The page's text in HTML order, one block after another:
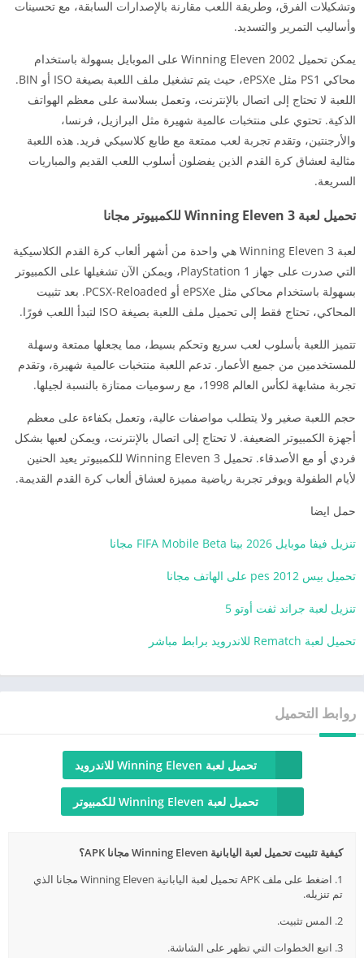
وتشكيلات الفرق، وطريقة اللعب مقارنة بالإصدارات السابقة، مع تحسينات
وأساليب التمرير والتسديد.
يمكن تحميل Winning Eleven 2002 على الموبايل بسهولة باستخدام
محاكي PS1 مثل ePSXe، حيث يتم تشغيل ملف اللعبة بصيغة ISO أو BIN.
اللعبة لا تحتاج إلى اتصال بالإنترنت، وتعمل بسلاسة على معظم الهواتف
الذكية. تحتوي على منتخبات عالمية شهيرة مثل البرازيل، فرنسا،
والأرجنتين، وتقدم تجربة لعب ممتعة مع طابع كلاسيكي فريد. هذه اللعبة
مثالية لعشاق كرة القدم الذين يفضلون أسلوب اللعب القديم والمباريات
السريعة.
تحميل لعبة Winning Eleven 3 للكمبيوتر مجانا
لعبة Winning Eleven 3 هي واحدة من أشهر ألعاب كرة القدم الكلاسيكية
التي صدرت على جهاز PlayStation 1، ويمكن الآن تشغيلها على الكمبيوتر
بسهولة باستخدام محاكي مثل ePSXe أو PCSX-Reloaded. بعد تثبيت
المحاكي، تحتاج فقط إلى تحميل ملف اللعبة بصيغة ISO لتبدأ اللعب فورًا.
تتميز اللعبة بأسلوب لعب سريع وتحكم بسيط، مما يجعلها ممتعة وسهلة
للمستخدمين من جميع الأعمار. تدعم اللعبة منتخبات عالمية شهيرة، وتقدم
تجربة مشابهة لكأس العالم 1998، مع رسوميات ممتازة بالنسبة لجيلها.
حجم اللعبة صغير ولا يتطلب مواصفات عالية، وتعمل بكفاءة على معظم
أجهزة الكمبيوتر الضعيفة. لا تحتاج إلى اتصال بالإنترنت، ويمكن لعبها بشكل
فردي أو مع الأصدقاء. تحميل Winning Eleven 3 للكمبيوتر يعيد الحنين
لأيام الطفولة ويوفر تجربة رياضية مميزة لعشاق ألعاب كرة القدم القديمة.
حمل ايضا
تنزيل فيفا موبايل 2026 بيتا FIFA Mobile Beta مجانا
تحميل بيس pes 2012 على الهاتف مجانا
تنزيل لعبة جراند ثفت أوتو 5
تحميل لعبة Rematch للاندرويد برابط مباشر
روابط التحميل
تحميل لعبة Winning Eleven للاندرويد
تحميل لعبة Winning Eleven للكمبيوتر
كيفية تثبيت تحميل لعبة اليابانية Winning Eleven مجانا APK؟
1. اضغط على ملف APK تحميل لعبة اليابانية Winning Eleven مجانا الذي
تم تنزيله.
2. المس تثبيت.
3. اتبع الخطوات التي تظهر على الشاشة.